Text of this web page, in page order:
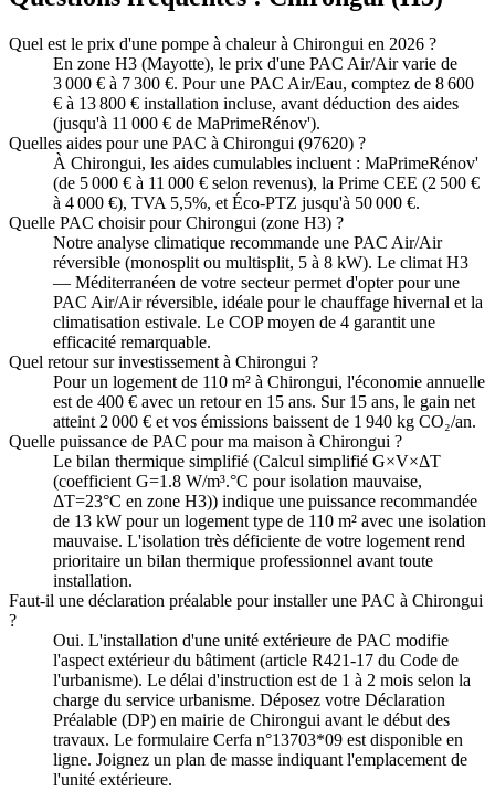
Quel est le prix d'une pompe à chaleur à Chirongui en 2026 ?
En zone H3 (Mayotte), le prix d'une PAC Air/Air varie de
3 000 € à 7 300 €. Pour une PAC Air/Eau, comptez de 8 600
€ à 13 800 € installation incluse, avant déduction des aides
(jusqu'à 11 000 € de MaPrimeRénov').
Quelles aides pour une PAC à Chirongui (97620) ?
À Chirongui, les aides cumulables incluent : MaPrimeRénov'
(de 5 000 € à 11 000 € selon revenus), la Prime CEE (2 500 €
à 4 000 €), TVA 5,5%, et Éco-PTZ jusqu'à 50 000 €.
Quelle PAC choisir pour Chirongui (zone H3) ?
Notre analyse climatique recommande une PAC Air/Air
réversible (monosplit ou multisplit, 5 à 8 kW). Le climat H3
— Méditerranéen de votre secteur permet d'opter pour une
PAC Air/Air réversible, idéale pour le chauffage hivernal et la
climatisation estivale. Le COP moyen de 4 garantit une
efficacité remarquable.
Quel retour sur investissement à Chirongui ?
Pour un logement de 110 m² à Chirongui, l'économie annuelle
est de 400 € avec un retour en 15 ans. Sur 15 ans, le gain net
atteint 2 000 € et vos émissions baissent de 1 940 kg CO₂/an.
Quelle puissance de PAC pour ma maison à Chirongui ?
Le bilan thermique simplifié (Calcul simplifié G×V×ΔT
(coefficient G=1.8 W/m³.°C pour isolation mauvaise,
ΔT=23°C en zone H3)) indique une puissance recommandée
de 13 kW pour un logement type de 110 m² avec une isolation
mauvaise. L'isolation très déficiente de votre logement rend
prioritaire un bilan thermique professionnel avant toute
installation.
Faut-il une déclaration préalable pour installer une PAC à Chirongui
?
Oui. L'installation d'une unité extérieure de PAC modifie
l'aspect extérieur du bâtiment (article R421-17 du Code de
l'urbanisme). Le délai d'instruction est de 1 à 2 mois selon la
charge du service urbanisme. Déposez votre Déclaration
Préalable (DP) en mairie de Chirongui avant le début des
travaux. Le formulaire Cerfa n°13703*09 est disponible en
ligne. Joignez un plan de masse indiquant l'emplacement de
l'unité extérieure.